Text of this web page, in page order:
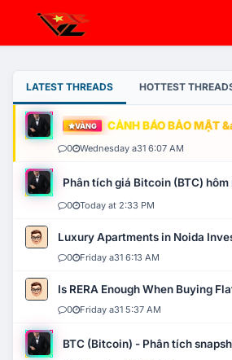
LATEST THREADS HOTTEST
VÀNG CẢNH BÁO BẢO MẬT
0 Wednesday a31 6:07 AM
Phân tích giá Bitcoin (BTC)
0 Today at 2:33 PM
Luxury Apartments in Noida
0 Friday a31 6:13 AM
Is RERA Enough When Buying
0 Friday a31 5:37 AM
BTC (Bitcoin) - Phân tích